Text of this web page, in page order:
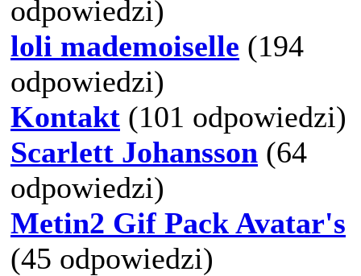
odpowiedzi)
loli mademoiselle (194
odpowiedzi)
Kontakt (101 odpowiedzi)
Scarlett Johansson (64
odpowiedzi)
Metin2 Gif Pack Avatar's
(45 odpowiedzi)